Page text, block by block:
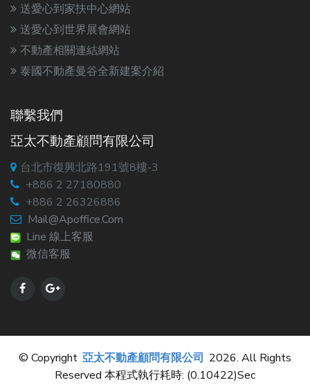
送愛心到家扶中心網站
送愛心到世界展會網站
不動產相關連結網站
泰國不動產曼谷全新建案介紹
聯繫我們
亞太不動產顧問有限公司
台北市復興北路191號8樓-3
+886 2 27180880
+886 2 26326886
Mail@apoffice.com
Line 線上客服
微信客服
© Copyright 亞太不動產顧問有限公司 2026. All Rights
Reserved 本程式執行耗時: (0.10422)sec